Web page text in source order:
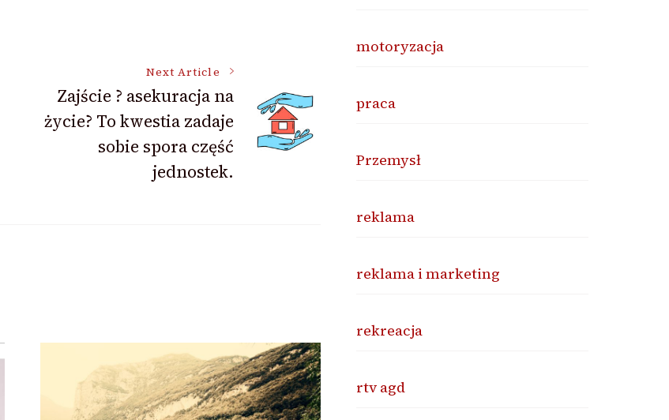
Next Article
Zajście ? asekuracja na
życie? To kwestia zadaje
sobie spora część
jednostek.
motoryzacja
praca
Przemysł
reklama
reklama i marketing
rekreacja
rtv agd